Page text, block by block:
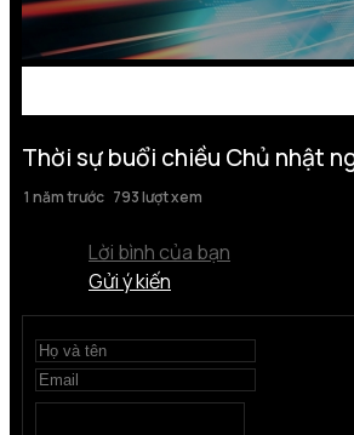
Thời sự buổi chiều Chủ nhật
1 năm trước 793 lượt xem
Lời bình của bạn
Gửi ý kiến